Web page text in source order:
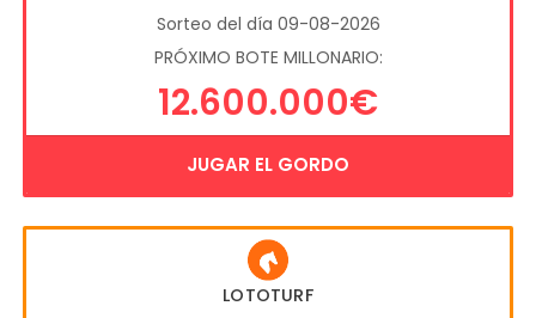
Sorteo del día 09-08-2026
PRÓXIMO BOTE MILLONARIO:
12.600.000€
JUGAR EL GORDO
LOTOTURF